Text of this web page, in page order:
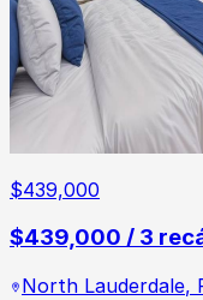
$439,000
$439,000 / 3
North Lauderdale,